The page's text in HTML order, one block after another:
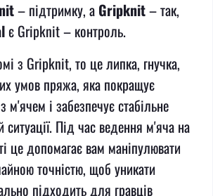
– підтримку, а Gripknit– так,
є Gripknit – контроль.
з Gripknit, то це липка, гнучка,
умов пряжа, яка покращує
м'ячем і забезпечує стабільне
ситуації. Під час ведення м'яча на
це допомагає вам маніпулювати
точністю, щоб уникати
підходить для гравців